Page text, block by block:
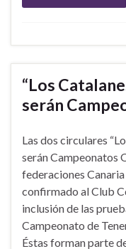
“Los
serán
Las dos circulares
serán Campeonatos
federaciones
confirmado al Club
inclusión de las
Campeonato de
Éstas forman parte